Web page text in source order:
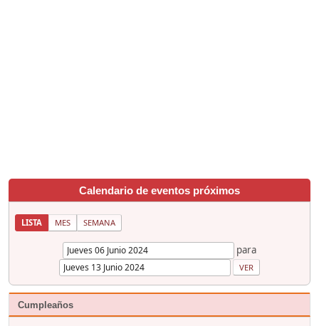
Calendario de eventos próximos
LISTA MES SEMANA
para
Cumpleaños